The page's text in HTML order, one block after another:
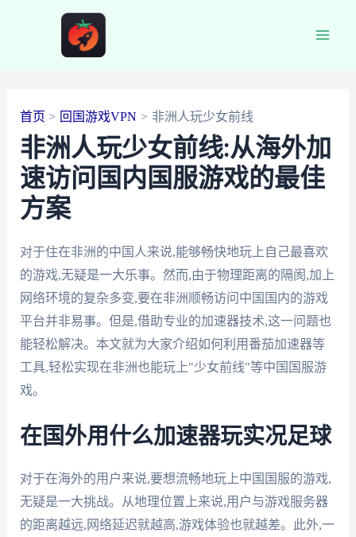
首页 回国游戏VPN 非洲人玩少女前线
非洲人玩少女前线:从海外加
速访问国内国服游戏的最佳
方案
对于住在非洲的中国人来说,能够畅快地玩上自己最喜欢
的游戏,无疑是一大乐事。然而,由于物理距离的隔阂,加上
网络环境的复杂多变,要在非洲顺畅访问中国国内的游戏
平台并非易事。但是,借助专业的加速器技术,这一问题也
能轻松解决。本文就为大家介绍如何利用番茄加速器等
工具,轻松实现在非洲也能玩上"少女前线"等中国国服游
戏。
在国外用什么加速器玩实况足球
对于在海外的用户来说,要想流畅地玩上中国国服的游戏,
无疑是一大挑战。从地理位置上来说,用户与游戏服务器
的距离越远,网络延迟就越高,游戏体验也就越差。此外,一